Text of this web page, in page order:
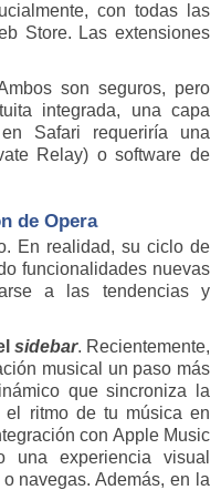
con todas las
Store. Las extensiones
son seguros, pero
integrada, una capa
Safari requeriría una
Relay) o software de
de Opera
En realidad, su ciclo de
funcionalidades nuevas
a las tendencias y
sidebar. Recientemente,
musical un paso más
que sincroniza la
el ritmo de tu música en
con Apple Music
una experiencia visual
navegas. Además, en la